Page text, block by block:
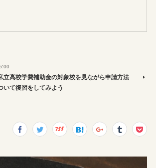
立高校学費補助金の対象校を見ながら申請方法
いて復習をしてみよう